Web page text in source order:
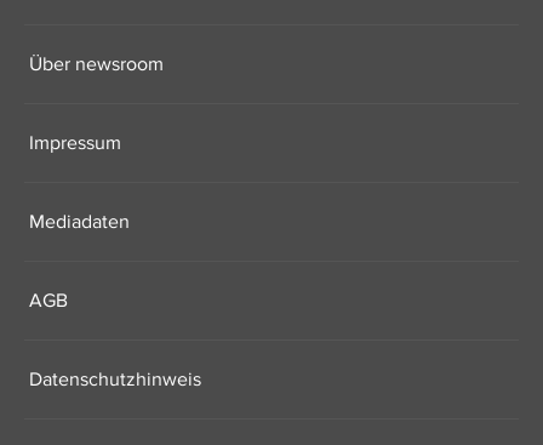
Über newsroom
Impressum
Mediadaten
AGB
Datenschutzhinweis